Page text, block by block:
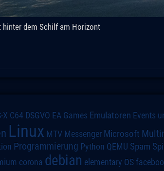
dem Schilf am Horizont
X C64 DSGVO EA Games Emulatoren Events
Linux MTV Messenger Microsoft
Programmierung Python QEMU Spam
corona debian elementary OS